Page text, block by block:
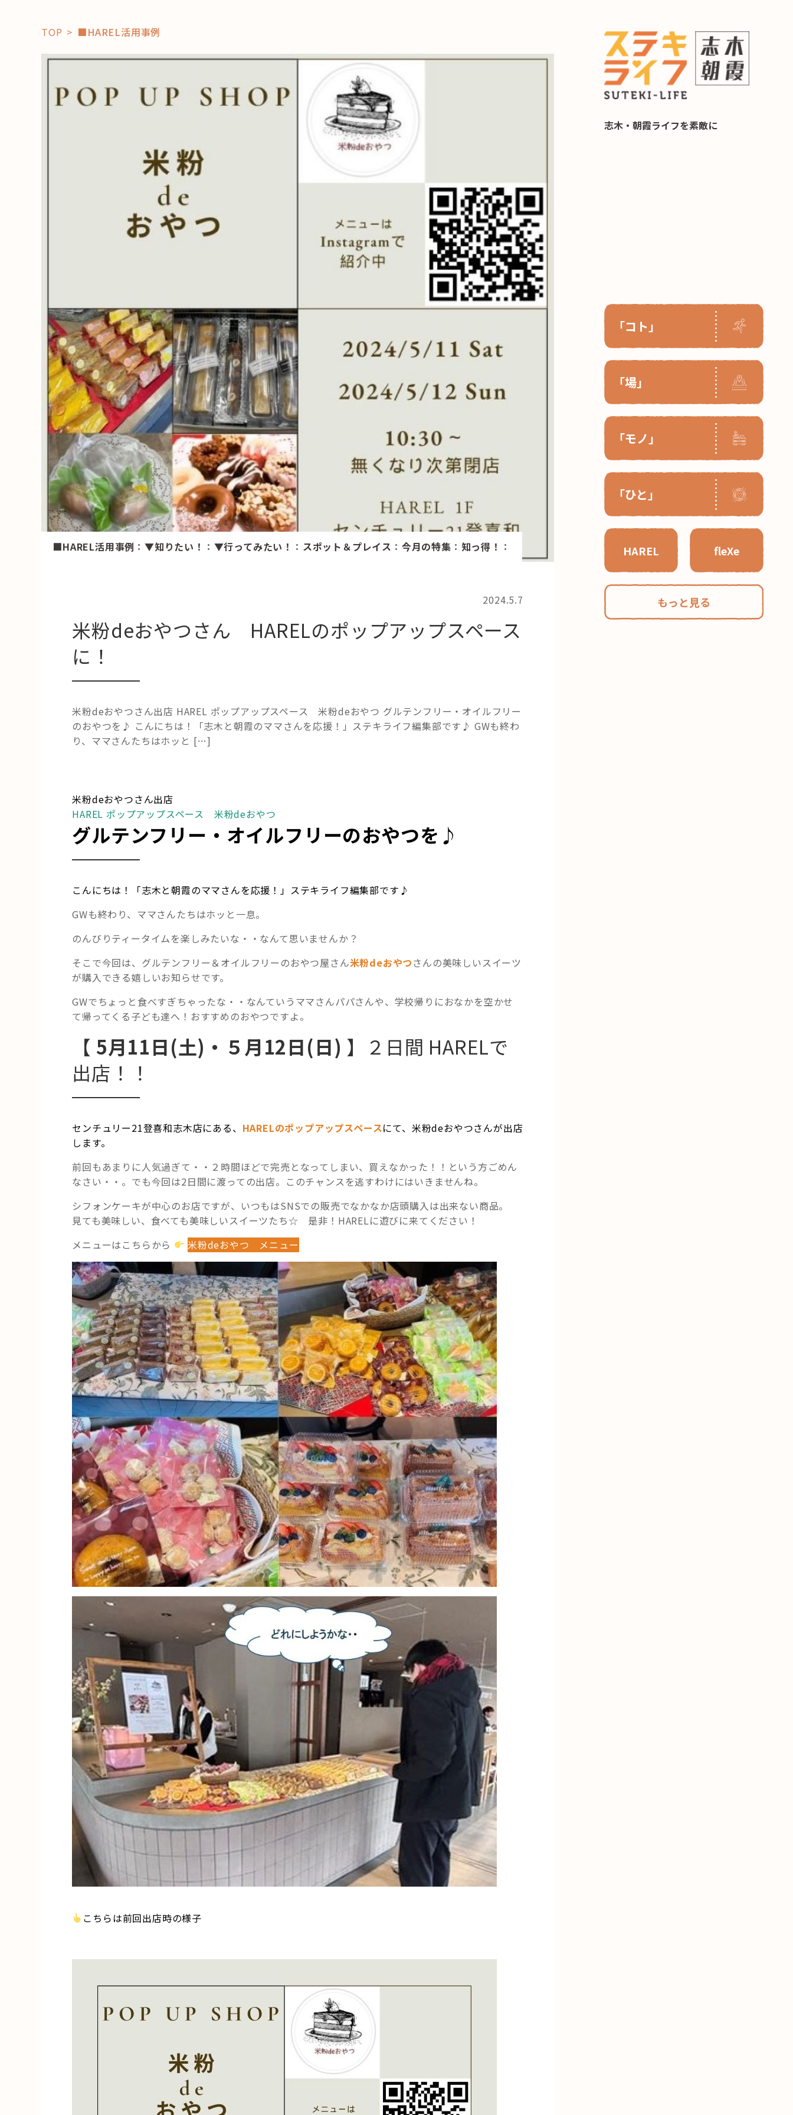
志木・朝霞ライフを素敵に
「コト」
「場」
「モノ」
「ひと」
HAREL fleXe
もっと見る
おすすめ
スポット
「場」
「モノ」
fleXe リノベ事例
「ひと」
協賛・協力店
コーディネーター紹介
TOP ■HAREL活用事例
■HAREL活用事例 ： ▼知りたい！ ： ▼行ってみたい！ ： スポット＆プレイス ： 今月の特集 ： 知っ得！ ：
2024.5.7
米粉deおやつさん HARELのポップアップスペース
に！
米粉deおやつさん出店 HAREL ポップアップスペース 米粉deおやつ グルテンフリー・オイルフリー
のおやつを♪ こんにちは！「志木と朝霞のママさんを応援！」ステキライフ編集部です♪ GWも終わ
り、ママさんたちはホッと […]
米粉deおやつさん出店
HAREL ポップアップスペース 米粉deおやつ
グルテンフリー・オイルフリーのおやつを♪
こんにちは！「志木と朝霞のママさんを応援！」ステキライフ編集部です♪
GWも終わり、ママさんたちはホッと一息。
のんびりティータイムを楽しみたいな・・なんて思いませんか？
そこで今回は、グルテンフリー＆オイルフリーのおやつ屋さん米粉deおやつさんの美味しいスイーツ
が購入できる嬉しいお知らせです。
GWでちょっと食べすぎちゃったな・・なんていうママさんパパさんや、学校帰りにおなかを空かせ
て帰ってくる子ども達へ！おすすめのおやつですよ。
【 5月11日(土)・５月12日(日) 】２日間 HARELで
出店！！
センチュリー21登喜和志木店にある、 HARELのポップアップスペースにて、米粉deおやつさんが出店
します。
前回もあまりに人気過ぎて・・２時間ほどで完売となってしまい、買えなかった！！という方ごめん
なさい・・。でも今回は2日間に渡っての出店。このチャンスを逃すわけにはいきませんね。
シフォンケーキが中心のお店ですが、いつもはSNSでの販売でなかなか店頭購入は出来ない商品。
見ても美味しい、食べても美味しいスイーツたち☆ 是非！HARELに遊びに来てください！
メニューはこちらから
米粉deおやつ メニュー
こちらは前回出店時の様子